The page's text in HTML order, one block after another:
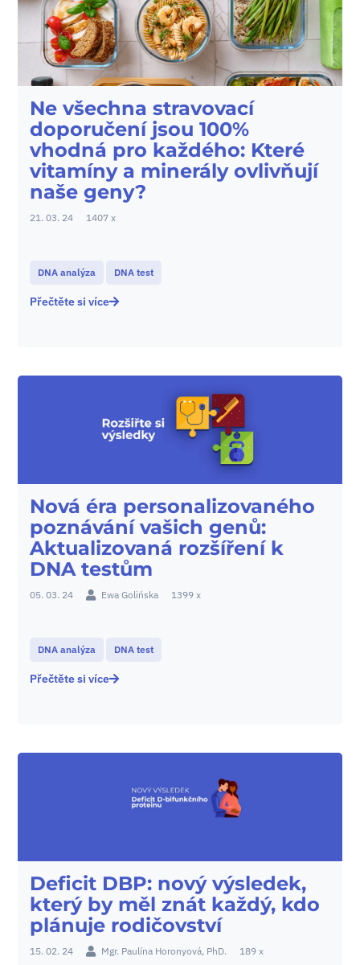
Ne všechna stravovací
doporučení jsou 100%
vhodná pro každého: Které
vitamíny a minerály ovlivňují
naše geny?
21. 03. 24 1407 x
DNA analýza DNA test
Přečtěte si více
Nová éra personalizovaného
poznávání vašich genů:
Aktualizovaná rozšíření k
DNA testům
05. 03. 24 Ewa Golińska 1399 x
DNA analýza DNA test
Přečtěte si více
Deficit DBP: nový výsledek,
který by měl znát každý, kdo
plánuje rodičovství
15. 02. 24 Mgr. Paulína Horonyová, PhD. 189 x